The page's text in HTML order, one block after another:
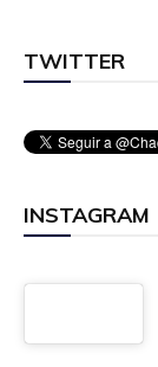
TWITTER
INSTAGRAM